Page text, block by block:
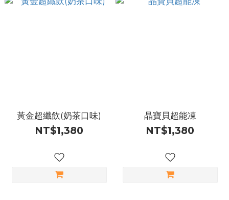
黃金超纖飲(奶茶口味)
NT$1,380
晶寶貝超能凍
NT$1,380